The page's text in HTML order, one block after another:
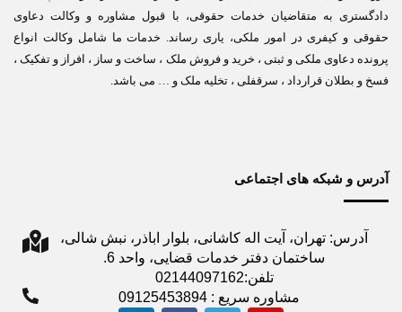
دادگستری به متقاضیان خدمات حقوقی، با قبول مشاوره و وکالت دعاوی
حقوقی و کیفری در امور ملکی، یاری رساند. خدمات ما شامل وکالت انواع
پرونده دعاوی ملکی و ثبتی ، خرید و فروش ملک ، ساخت و ساز ، افراز و تفکیک ،
فسخ و بطلان قرارداد ، سرقفلی ، تخلیه ملک و … می باشد.
آدرس و شبکه های اجتماعی
آدرس: تهران، آیت اله کاشانی، بلوار اباذر، نبش شالی،
ساختمان دفتر خدمات قضایی، واحد 6.
تلفن:02144097162
مشاوره سریع : 09125453894